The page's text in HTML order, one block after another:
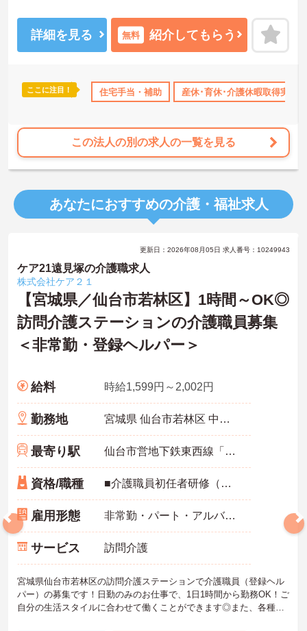
無資格OK 年間休日110日以上 産休･育休･介護休暇取得実績
い環境です♪
ご興味のある方は、面接のポイントをお伝えしますのでお気軽にご
詳細を見る 無料 紹介してもらう
ここに注目！ 住宅手当・補助 産休･育休･介護休暇取得実績
この法人の別の求人の一覧を見る
あなたにおすすめの介護・福祉求人
更新日：2026年08月05日 求人番号：10249943
ケア21遠見塚の介護職求人
株式会社ケア２１
【宮城県／仙台市若林区】1時間～OK◎
訪問介護ステーションの介護職員募集
＜非常勤・登録ヘルパー＞
給料 時給1,599円～2,002円
勤務地 宮城県 仙台市若林区 中倉1-3-1 中倉貸店舗事務所1F
最寄り駅 仙台市営地下鉄東西線「薬師堂(宮城)駅」徒歩10分
資格/職種 ■介護職員初任者研修（ヘルパー2級）以上必須 ■経験不問 ■普通自動車運転免許（AT限定可）あれば尚可 ※訪問の際に車やバイク稼働の場合
雇用形態 非常勤・パート・アルバイト
サービス 訪問介護
宮城県仙台市若林区の訪問介護ステーションで介護職員（登録ヘル
パー）の募集です！日勤のみのお仕事で、1日1時間から勤務OK！ご
自分の生活スタイルに合わせて働くことができます◎また、各種手